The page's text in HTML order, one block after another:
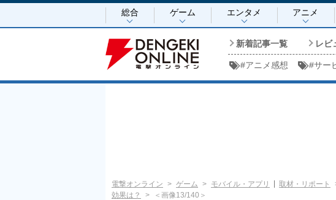
総合 ゲーム エンタメ アニメ
新着記事一覧 レビ
#アニメ感想 #サー
電撃オンライン ゲーム モバイル・アプリ 取材・リポート
効果は？
＜画像13/140＞